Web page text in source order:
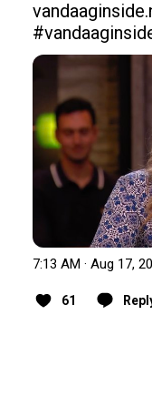
7:13 AM · Aug 17,
61